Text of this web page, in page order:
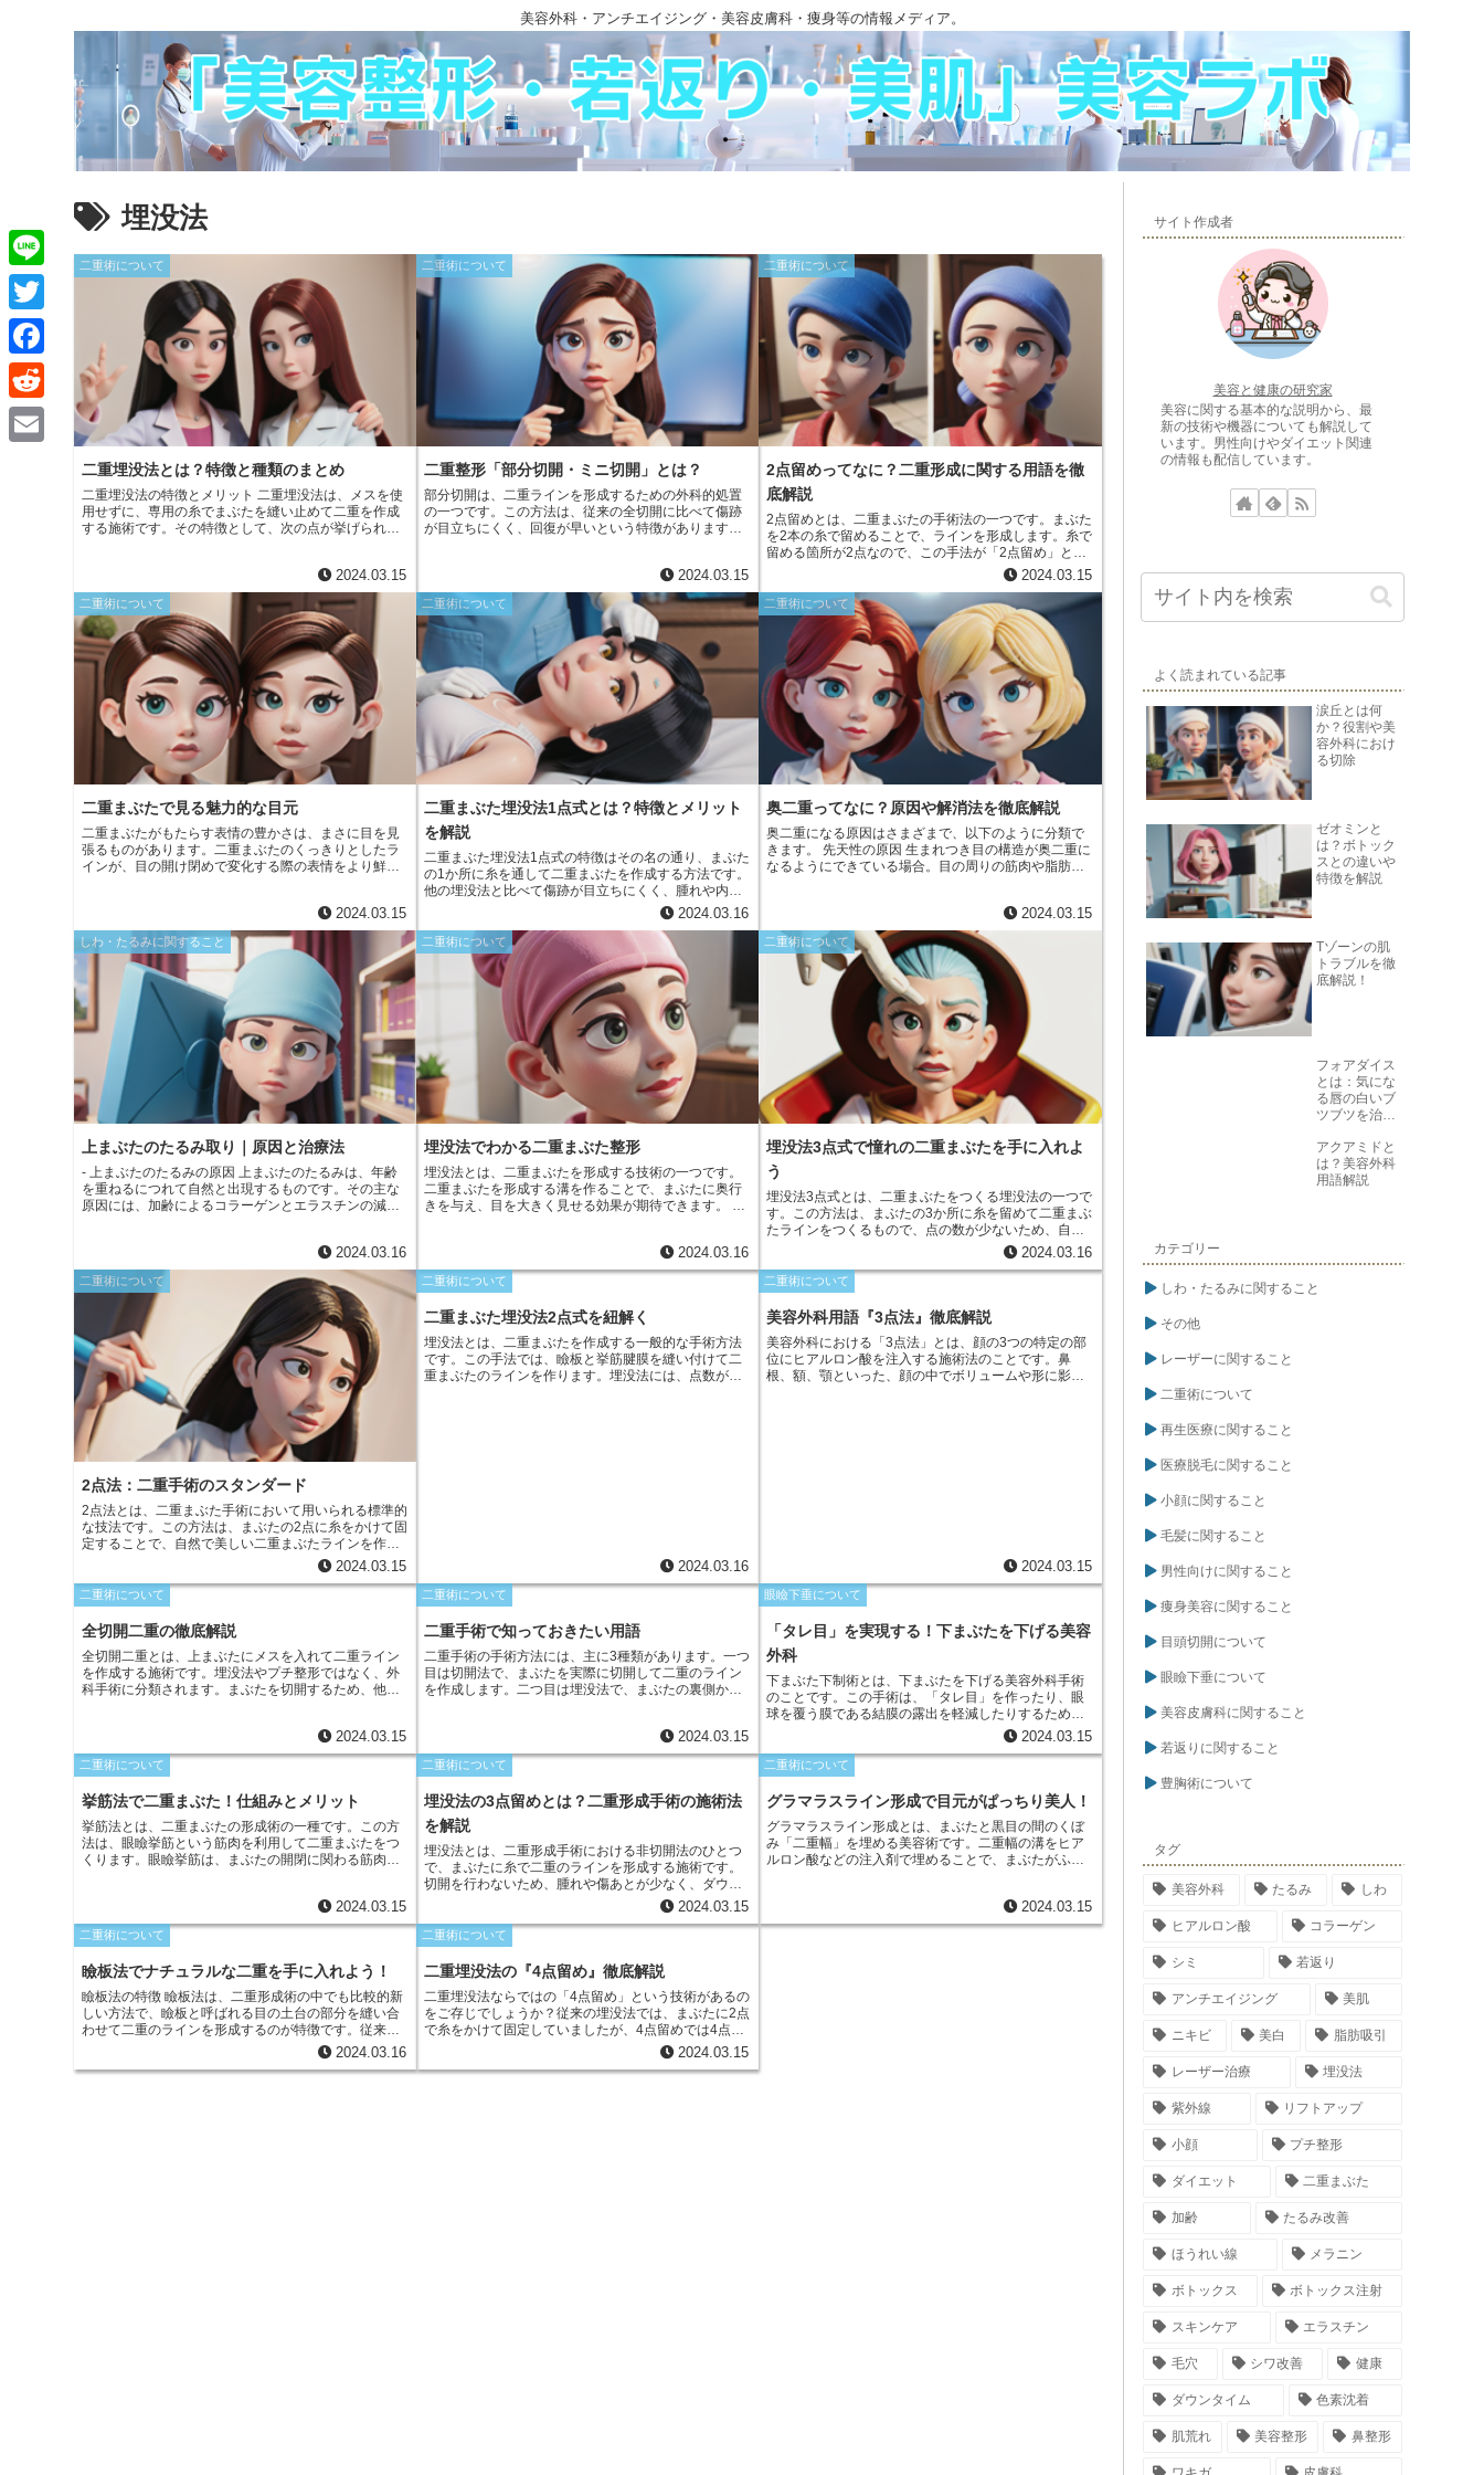
美容外科・アンチエイジング・美容皮膚科・痩身等の情報メディア。
埋没法
二重術について
二重埋没法とは？特徴と種類のまとめ
二重埋没法の特徴とメリット 二重埋没法は、メスを使
用せずに、専用の糸でまぶたを縫い止めて二重を作成
する施術です。その特徴として、次の点が挙げられま
時間も短く、腫れや内出血も比較的軽度で済むため、
日常生活への復帰が早いです。 * 調節しやすい糸で縫
うため、二重の幅や形を微調整しやすく、好みの二重
を叶えやすいです。 * 安全性が高いメスを使用しない
ため、出血や感染などのリスクが低いです。
2024.03.15
二重術について
二重整形「部分切開・ミニ切開」とは？
部分切開は、二重ラインを形成するための外科的処置
の一つです。この方法は、従来の全切開に比べて傷跡
が目立ちにくく、回復が早いという特徴があります。
後、切開部分を糸で縫い合わせて二重のラインを形成
します。部分切開は、まぶたのたるみが軽度から中程
度の人や、より自然な二重のラインを希望する人に向
いています。
2024.03.15
二重術について
2点留めってなに？二重形成に関する用語を徹
底解説
2点留めとは、二重まぶたの手術法の一つです。まぶた
を2本の糸で留めることで、ラインを形成します。糸で
留める箇所が2点なので、この手法が「2点留め」と呼
ばれます。自然な二重ラインが作れますが、固定が弱
いというデメリットもあります。そのため、若い方や
皮膚の薄い方に適しています。
2024.03.15
二重術について
二重まぶたで見る魅力的な目元
二重まぶたがもたらす表情の豊かさは、まさに目を見
張るものがあります。二重まぶたのくっきりとしたラ
インが、目の開け閉めで変化する際の表情をより鮮明
重の溝が消え、柔和で穏やかな印象を与えます。この
表情の変化が、豊かな感情表現を可能にするのです。
2024.03.15
二重術について
二重まぶた埋没法1点式とは？特徴とメリット
を解説
二重まぶた埋没法1点式の特徴はその名の通り、まぶた
の1か所に糸を通して二重まぶたを作成する方法です。
他の埋没法と比べて傷跡が目立ちにくく、腫れや内出
血が少ないのが特徴です。また、手軽に施術できるた
め、初心者の方にもおすすめです。ただし、幅があま
り広くない二重しか作れず、二重幅を広くしたい方
や、奥二重の改善には不向きな手法です。
2024.03.16
二重術について
奥二重ってなに？原因や解消法を徹底解説
奥二重になる原因はさまざまで、以下のように分類で
きます。 先天性の原因 生まれつき目の構造が奥二重に
なるようにできている場合。目の周りの筋肉や脂肪の
二重のくぼみが形成される場合。紫外線やコンタクト
レンズの過度な使用などが原因となることがありま
す。 遺伝性の原因 父母や兄弟姉妹に奥二重の人がいる
場合、遺伝によって目の構造が受け継がれ、奥二重に
なる可能性があります。
2024.03.15
しわ・たるみに関すること
上まぶたのたるみ取り｜原因と治療法
- 上まぶたのたるみの原因 上まぶたのたるみは、年齢
を重ねるにつれて自然と出現するものです。その主な
原因には、加齢によるコラーゲンとエラスチンの減少
影響により、まぶたの皮膚が徐々に緩んで下垂しま
す。さらに、紫外線への曝露、喫煙、睡眠不足、加齢
に伴う脂肪の減少など、環境因子や生活習慣もたるみ
の原因に寄与することがあります。
2024.03.16
二重術について
埋没法でわかる二重まぶた整形
埋没法とは、二重まぶたを形成する技術の一つです。
二重まぶたを形成する溝を作ることで、まぶたに奥行
きを与え、目を大きく見せる効果が期待できます。 埋
たの裏側に縫合部位が固定され、二重まぶたの溝が形
成されます。
2024.03.16
二重術について
埋没法3点式で憧れの二重まぶたを手に入れよ
う
埋没法3点式とは、二重まぶたをつくる埋没法の一つで
す。この方法は、まぶたの3か所に糸を留めて二重まぶ
たラインをつくるもので、点の数が少ないため、自然
的な切開を必要とせず、まぶたの裏側に糸を通すだけ
で二重まぶたをつくるため、手術時間が短く、ダウン
タイムも少ないのが特徴です。そのため、日常生活へ
の影響が少なく、気軽に二重まぶたをつくることがで
きます。
2024.03.16
二重術について
2点法：二重手術のスタンダード
2点法とは、二重まぶた手術において用いられる標準的
な技法です。この方法は、まぶたの2点に糸をかけて固
定することで、自然で美しい二重まぶたラインを作成
します。2点法は、メスを使わずに糸でまぶたを縫い合
わせるため、術後の回復が早く、腫れやダウンタイム
が少ないというメリットがあります。また、糸は時間
の経過とともに自然に溶解するため、傷跡が目立つこ
とはありません。
2024.03.15
二重術について
二重まぶた埋没法2点式を紐解く
埋没法とは、二重まぶたを作成する一般的な手術方法
です。この手法では、瞼板と挙筋腱膜を縫い付けて二
重まぶたのラインを作ります。埋没法には、点数が異
2024.03.16
二重術について
美容外科用語『3点法』徹底解説
美容外科における「3点法」とは、顔の3つの特定の部
位にヒアルロン酸を注入する施術法のことです。鼻
根、額、顎といった、顔の中でボリュームや形に影響
2024.03.15
二重術について
全切開二重の徹底解説
全切開二重とは、上まぶたにメスを入れて二重ライン
を作成する施術です。埋没法やプチ整形ではなく、外
科手術に分類されます。まぶたを切開するため、他の
インの形状や幅を選択でき、より自然な仕上がりを求
める方に適しています。また、まぶたのたるみや余剰
皮膚の除去にも役立ち、若々しい印象を与えることも
できます。
2024.03.15
二重術について
二重手術で知っておきたい用語
二重手術の手術方法には、主に3種類があります。一つ
目は切開法で、まぶたを実際に切開して二重のライン
を作成します。二つ目は埋没法で、まぶたの裏側から
切開はせずに糸を用いて二重ラインを作ります。各方
法の利点と欠点を考慮した上で、医師と相談して自分
に合った手術方法を決めることが重要です。
2024.03.15
眼瞼下垂について
「タレ目」を実現する！下まぶたを下げる美容
外科
下まぶた下制術とは、下まぶたを下げる美容外科手術
のことです。この手術は、「タレ目」を作ったり、眼
球を覆う膜である結膜の露出を軽減したりするために
施されます。具体的な方法は、下まぶたの皮膚と筋肉
を引き下げ、固定することです。この手術は、局所麻
酔下で行われ、通常は数時間程度で完了します。
2024.03.15
二重術について
挙筋法で二重まぶた！仕組みとメリット
挙筋法とは、二重まぶたの形成術の一種です。この方
法は、眼瞼挙筋という筋肉を利用して二重まぶたをつ
くります。眼瞼挙筋は、まぶたの開閉に関わる筋肉
で、まぶたの皮膚を引き上げて二重のラインをつくり
ます。
2024.03.15
二重術について
埋没法の3点留めとは？二重形成手術の施術法
を解説
埋没法とは、二重形成手術における非切開法のひとつ
で、まぶたに糸で二重のラインを形成する施術です。
切開を行わないため、腫れや傷あとが少なく、ダウン
タイムが短いのが特徴です。また、埋没法では、二重
の幅や形を調整することができ、自然な仕上がりが期
待できます。
2024.03.15
二重術について
グラマラスライン形成で目元がぱっちり美人！
グラマラスライン形成とは、まぶたと黒目の間のくぼ
み「二重幅」を埋める美容術です。二重幅の溝をヒア
ルロン酸などの注入剤で埋めることで、まぶたがふっ
とんどなく、手術に抵抗がある方にも気軽に受けられ
ます。
2024.03.15
二重術について
瞼板法でナチュラルな二重を手に入れよう！
瞼板法の特徴 瞼板法は、二重形成術の中でも比較的新
しい方法で、瞼板と呼ばれる目の土台の部分を縫い合
わせて二重のラインを形成するのが特徴です。従来の
切開法とは異なり、皮膚にメスを入れる必要がありま
せん。そのため、傷跡が目立ちにくいというメリット
2024.03.16
二重術について
二重埋没法の『4点留め』徹底解説
二重埋没法ならではの「4点留め」という技術があるの
をご存じでしょうか？従来の埋没法では、まぶたに2点
で糸をかけて固定していましたが、4点留めでは4点で
固定することで、より強固に二重のラインを作ること
ができます。この4点留めは、二重埋没法の中でも特に
2024.03.15
サイト作成者
美容と健康の研究家
美容に関する基本的な説明から、最
新の技術や機器についても解説して
います。男性向けやダイエット関連
の情報も配信しています。
よく読まれている記事
涙丘とは何
か？役割や美
容外科におけ
る切除
ゼオミンと
は？ボトック
スとの違いや
特徴を解説
Tゾーンの肌
トラブルを徹
底解説！
フォアダイス
とは：気にな
る唇の白いブ
ツブツを治す
アクアミドと
は？美容外科
用語解説
カテゴリー
しわ・たるみに関すること
その他
レーザーに関すること
二重術について
再生医療に関すること
医療脱毛に関すること
小顔に関すること
毛髪に関すること
男性向けに関すること
痩身美容に関すること
目頭切開について
眼瞼下垂について
美容皮膚科に関すること
若返りに関すること
豊胸術について
タグ
美容外科 たるみ しわ
ヒアルロン酸 コラーゲン
シミ 若返り
アンチエイジング 美肌
ニキビ 美白 脂肪吸引
レーザー治療 埋没法
紫外線 リフトアップ
小顔 プチ整形
ダイエット 二重まぶた
加齢 たるみ改善
ほうれい線 メラニン
ボトックス ボトックス注射
スキンケア エラスチン
毛穴 シワ改善 健康
ダウンタイム 色素沈着
肌荒れ 美容整形 鼻整形
L
i
n
e
T
w
i
t
F
a
c
R